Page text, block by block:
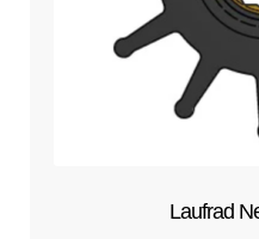
Laufrad